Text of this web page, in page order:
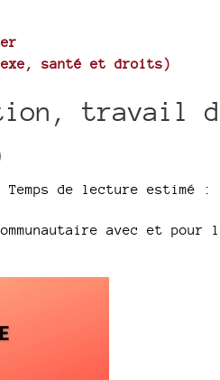
santé et droits)
travail
Temps de lecture estimé :
avec et pour